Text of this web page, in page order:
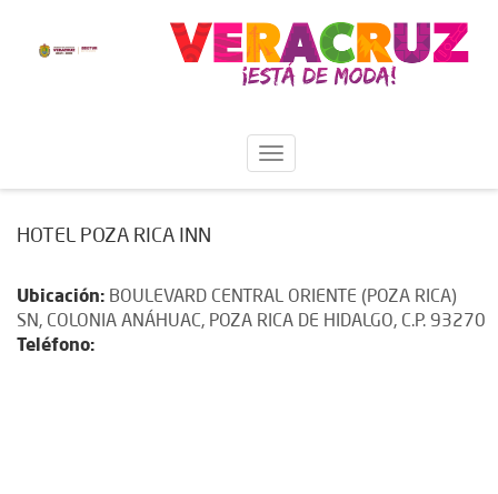
HOTEL POZA RICA INN
Ubicación: BOULEVARD CENTRAL ORIENTE (POZA RICA)
SN, COLONIA ANÁHUAC, POZA RICA DE HIDALGO, C.P. 93270
Teléfono: